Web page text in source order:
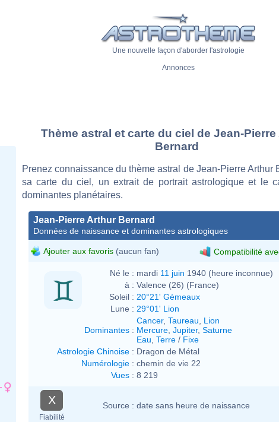
Une nouvelle façon d'aborder l'astrologie
Annonces
Thème astral et carte du ciel de Jean-
Bernard
Prenez connaissance du thème astral de Jean-Pierre Arthur
sa carte du ciel, un extrait de portrait astrologique et le
dominantes planétaires.
Jean-Pierre Arthur Bernard
Données de naissance et dominantes astrologiques
Ajouter aux favoris (aucun fan) Compatibilité
Né le : mardi 11 juin 1940 (heure inconnue)
à : Valence (26) (France)
Soleil : 20°21' Gémeaux
Lune : 29°01' Lion
Dominantes :
Cancer, Taureau
Lion
Mercure Jupiter, Saturne
Eau Terre / Fixe
Astrologie Chinoise : Dragon de Métal
Numérologie : chemin de vie 22
Vues : 8 219
X
Fiabilité
Source : date sans heure de naissance